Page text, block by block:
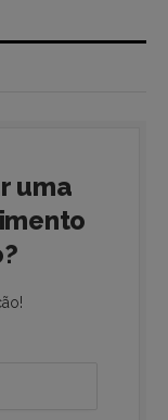
uma